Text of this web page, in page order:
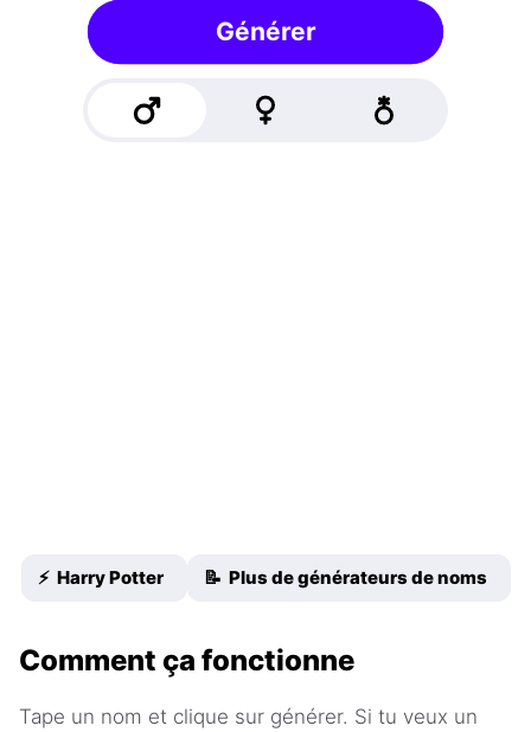
Générer
⚡ Harry Potter 📝 Plus de générateurs de noms
Comment ça fonctionne
Tape un nom et clique sur générer. Si tu veux un